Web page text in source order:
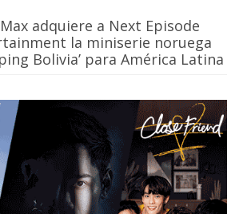
adquiere a Next Episode
la miniserie noruega
Bolivia’ para América Latina